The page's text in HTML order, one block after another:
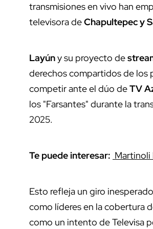
transmisiones en vivo han
televisora deChapultepec y
Layúny su proyecto de
derechos compartidos de los
competir ante el dúo deTV
los "Farsantes" durante la
2025.
Te puede interesar: Martinoli
Esto refleja un giro
como líderes en la cobertura
como un intento de Televisa